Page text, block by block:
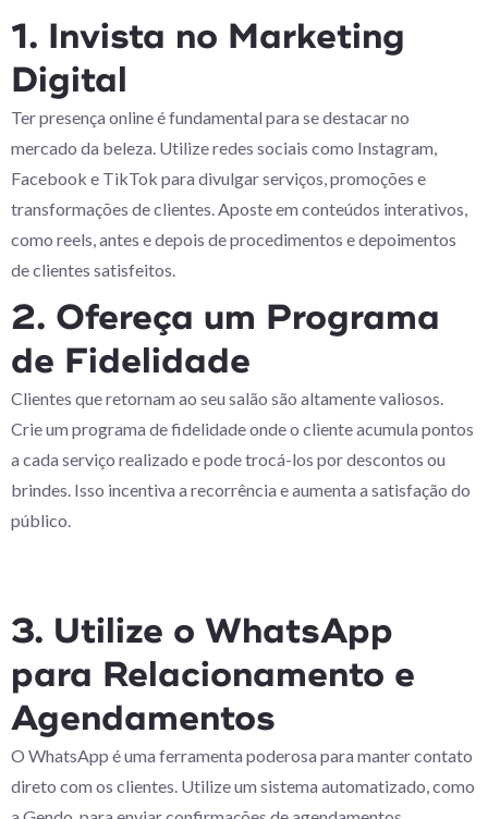
1. Invista no Marketing
Digital
Ter presença online é fundamental para se destacar no
mercado da beleza. Utilize redes sociais como Instagram,
Facebook e TikTok para divulgar serviços, promoções e
transformações de clientes. Aposte em conteúdos interativos,
como reels, antes e depois de procedimentos e depoimentos
de clientes satisfeitos.
2. Ofereça um Programa
de Fidelidade
Clientes que retornam ao seu salão são altamente valiosos.
Crie um programa de fidelidade onde o cliente acumula pontos
a cada serviço realizado e pode trocá-los por descontos ou
brindes. Isso incentiva a recorrência e aumenta a satisfação do
público.
3. Utilize o WhatsApp
para Relacionamento e
Agendamentos
O WhatsApp é uma ferramenta poderosa para manter contato
direto com os clientes. Utilize um sistema automatizado, como